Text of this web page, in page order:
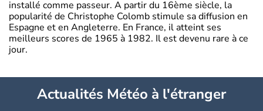
installé comme passeur. A partir du 16ème siècle, la
popularité de Christophe Colomb stimule sa diffusion en
Espagne et en Angleterre. En France, il atteint ses
meilleurs scores de 1965 à 1982. Il est devenu rare à ce
jour.
Actualités Météo à l'étranger